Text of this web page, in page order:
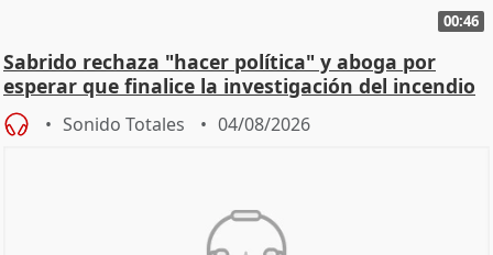
00:46
Sabrido rechaza "hacer política" y aboga por
esperar que finalice la investigación del incendio
Sonido Totales 04/08/2026